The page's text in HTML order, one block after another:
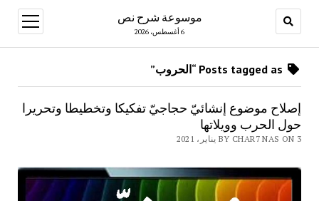
موسوعة شرح نص
6 أغسطس، 2026
open
menu
إصلاح موضوع إنشائيّ حجاجيّ تفكيكا وتخطيطا وتحريرا
حول الحرب وويلاتها
BY CHAR7 NAS ON 3 يناير، 2021